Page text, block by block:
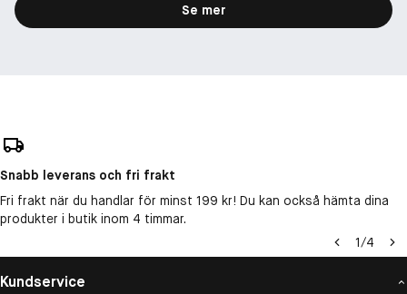
Se mer
Snabb leverans och fri frakt
Fri frakt när du handlar för minst 199 kr! Du kan också hämta dina
produkter i butik inom 4 timmar.
1/4
Kundservice